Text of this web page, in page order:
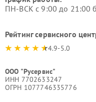
ПН-ВСК с 9:00 до 21:00
Рейтинг сервисного
4.9-5.0
ООО "Русервис"
ИНН 7702633247
ОГРН 1077746335776